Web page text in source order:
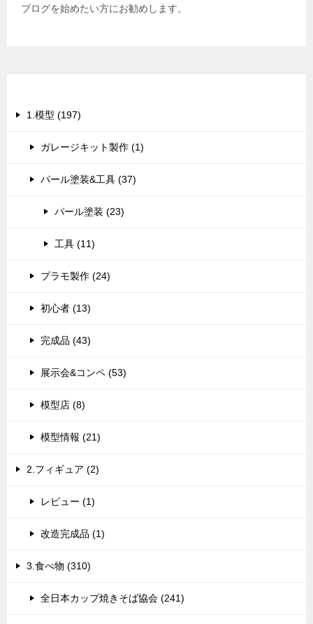
ブログを始めたい方にお勧めします。
1.模型 (197)
ガレージキット製作 (1)
パール塗装&工具 (37)
パール塗装 (23)
工具 (11)
プラモ製作 (24)
初心者 (13)
完成品 (43)
展示会&コンペ (53)
模型店 (8)
模型情報 (21)
2.フィギュア (2)
レビュー (1)
改造完成品 (1)
3.食べ物 (310)
全日本カップ焼きそば協会 (241)